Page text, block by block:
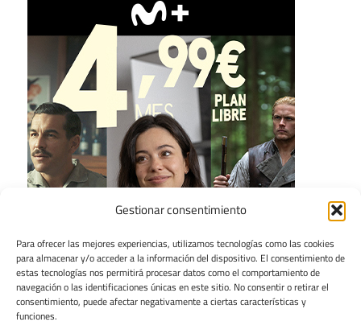
Gestionar consentimiento
Para ofrecer las mejores experiencias, utilizamos tecnologías como las cookies
para almacenar y/o acceder a la información del dispositivo. El consentimiento de
estas tecnologías nos permitirá procesar datos como el comportamiento de
navegación o las identificaciones únicas en este sitio. No consentir o retirar el
consentimiento, puede afectar negativamente a ciertas características y
funciones.